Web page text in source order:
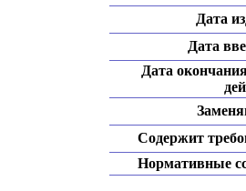
Дата
Дата
Дата
Содержит
Нормативные